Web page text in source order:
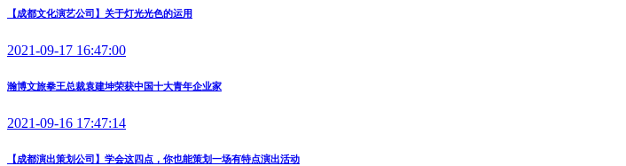
【成都文化演艺公司】关于灯光光色的运用
2021-09-17 16:47:00
瀚博文旅拳王总裁袁建坤荣获中国十大青年企业家
2021-09-16 17:47:14
【成都演出策划公司】学会这四点，你也能策划一场有特点演出活动